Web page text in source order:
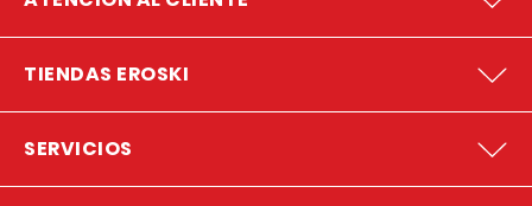
TIENDAS EROSKI
SERVICIOS